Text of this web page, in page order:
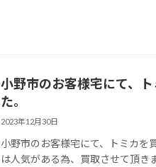
小野市のお客様宅にて、
た。
2023年12月30日
小野市のお客様宅にて、トミカを
は人気がある為、買取させて頂き